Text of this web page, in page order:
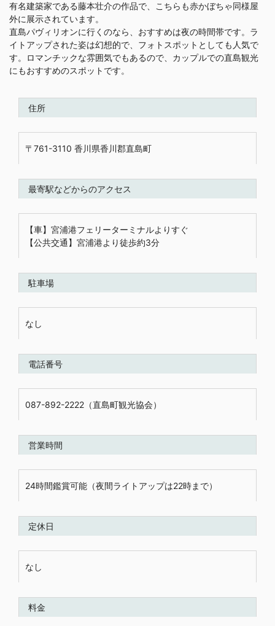
有名建築家である藤本壮介の作品で、こちらも赤かぼちゃ同様屋
外に展示されています。
直島パヴィリオンに行くのなら、おすすめは夜の時間帯です。ラ
イトアップされた姿は幻想的で、フォトスポットとしても人気で
す。ロマンチックな雰囲気でもあるので、カップルでの直島観光
にもおすすめのスポットです。
住所
〒761-3110 香川県香川郡直島町
最寄駅などからのアクセス
【車】宮浦港フェリーターミナルよりすぐ
【公共交通】宮浦港より徒歩約3分
駐車場
なし
電話番号
087-892-2222（直島町観光協会）
営業時間
24時間鑑賞可能（夜間ライトアップは22時まで）
定休日
なし
料金